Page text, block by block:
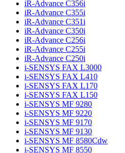
iR-Advance C356i
iR-Advance C355i
iR-Advance C351i
iR-Advance C350i
iR-Advance C256i
iR-Advance C255i
iR-Advance C250i
i-SENSYS FAX L3000
i-SENSYS FAX L410
i-SENSYS FAX L170
i-SENSYS FAX L150
i-SENSYS MF 9280
i-SENSYS MF 9220
i-SENSYS MF 9170
i-SENSYS MF 9130
i-SENSYS MF 8580Cdw
i-SENSYS MF 8550